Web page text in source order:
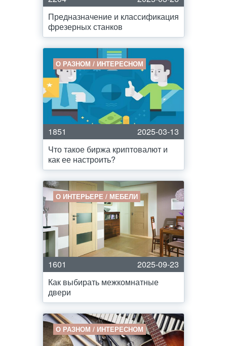
Предназначение и классификация
фрезерных станков
О РАЗНОМ / ИНТЕРЕСНОМ
1851
2025-03-13
Что такое биржа криптовалют и
как ее настроить?
О ИНТЕРЬЕРЕ / МЕБЕЛИ
1601
2025-09-23
Как выбирать межкомнатные
двери
О РАЗНОМ / ИНТЕРЕСНОМ